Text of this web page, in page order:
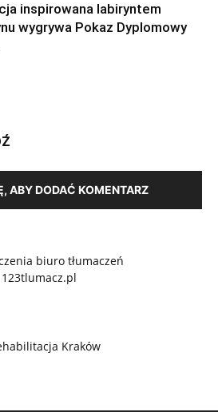
inspirowana labiryntem
wygrywa Pokaz Dyplomowy
ABY DODAĆ KOMENTARZ